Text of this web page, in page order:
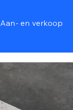
Aan- en verkoop